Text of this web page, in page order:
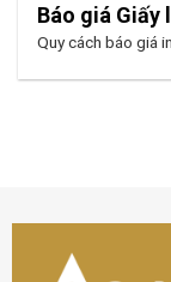
Báo giá Giấy
Quy cách báo giá